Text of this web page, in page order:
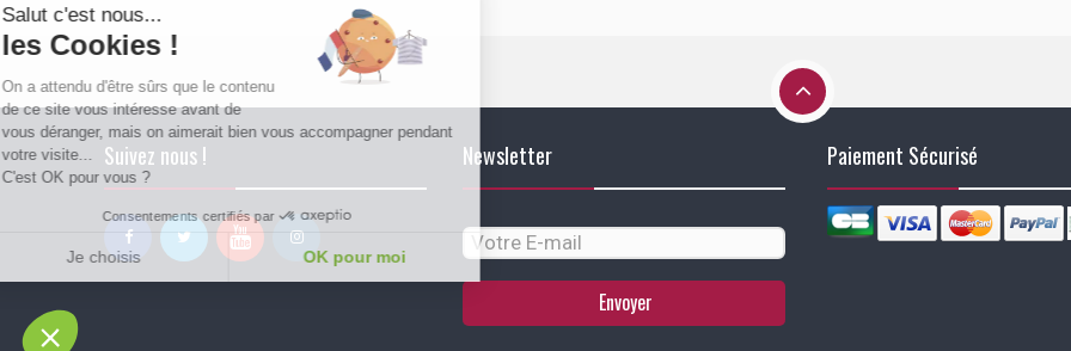
Suivez nous ! Newsletter
Envoyer
Paiement Sécurisé
Salut c'est nous...
les Cookies !
On a attendu d'être sûrs que le contenu
de ce site vous intéresse avant de
vous déranger, mais on aimerait bien vous accompagner pendant
votre visite...
C'est OK pour vous ?
Consentements certifiés par
Je choisis OK pour moi
Notre plateforme vous permet d'adapter et de gérer vos paramètres de confidentialité, en garantissant la conformité avec les réglementations.